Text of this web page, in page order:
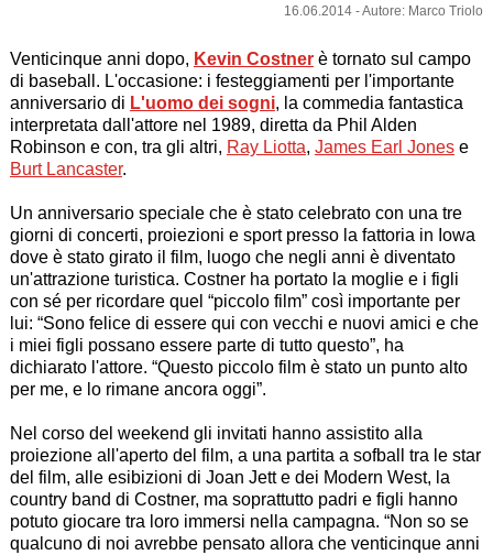
16.06.2014 - Autore: Marco Triolo
Venticinque anni dopo, Kevin Costnerè tornato sul campo
di baseball. L'occasione: i festeggiamenti per l'importante
anniversario di L'uomo dei sogni, la commedia fantastica
interpretata dall'attore nel 1989, diretta da Phil Alden
Robinson e con, tra gli altri, Ray Liotta, James Earl Jonese
Burt Lancaster.
Un anniversario speciale che è stato celebrato con una tre
giorni di concerti, proiezioni e sport presso la fattoria in Iowa
dove è stato girato il film, luogo che negli anni è diventato
un'attrazione turistica. Costner ha portato la moglie e i figli
con sé per ricordare quel “piccolo film” così importante per
lui: “Sono felice di essere qui con vecchi e nuovi amici e che
i miei figli possano essere parte di tutto questo”, ha
dichiarato l'attore. “Questo piccolo film è stato un punto alto
per me, e lo rimane ancora oggi”.
Nel corso del weekend gli invitati hanno assistito alla
proiezione all'aperto del film, a una partita a sofball tra le star
del film, alle esibizioni di Joan Jett e dei Modern West, la
country band di Costner, ma soprattutto padri e figli hanno
potuto giocare tra loro immersi nella campagna. “Non so se
qualcuno di noi avrebbe pensato allora che venticinque anni